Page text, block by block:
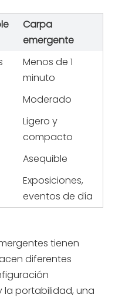
Carpa
emergente
Menos de 1
minuto
Moderado
Ligero y
compacto
Asequible
Exposiciones,
eventos de día
tienen
diferentes
la portabilidad, una